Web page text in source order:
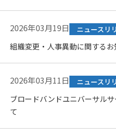
2026年03月19日 ニュースリ
組織変更・人事異動に関するお
2026年03月11日 ニュースリ
ブロードバンドユニバーサル
て